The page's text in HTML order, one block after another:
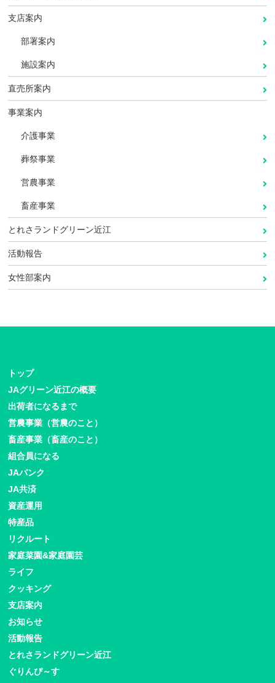
支店案内
部署案内
施設案内
直売所案内
事業案内
介護事業
葬祭事業
営農事業
畜産事業
とれさランドグリーン近江
活動報告
女性部案内
トップ
JAグリーン近江の概要
出荷者になるまで
営農事業（営農のこと）
畜産事業（畜産のこと）
組合員になる
JAバンク
JA共済
資産運用
特産品
リクルート
家庭菜園&家庭園芸
ライフ
クッキング
支店案内
お知らせ
活動報告
とれさランドグリーン近江
ぐりんぴ～す